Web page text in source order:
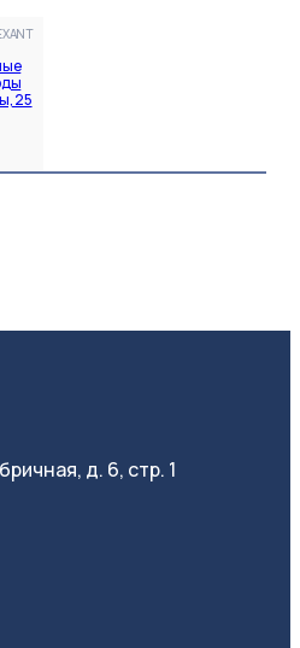
25
д. 6, стр. 1